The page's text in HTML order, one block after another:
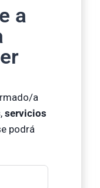
a
a
, servicios
podrá